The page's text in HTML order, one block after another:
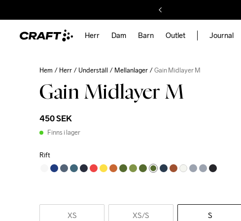
Herr Dam Barn Outlet Journal
Hem Herr Underställ Mellanlager Gain Midlayer M
Gain Midlayer M
450 SEK
Finns i lager
Rift
XS XS/S S